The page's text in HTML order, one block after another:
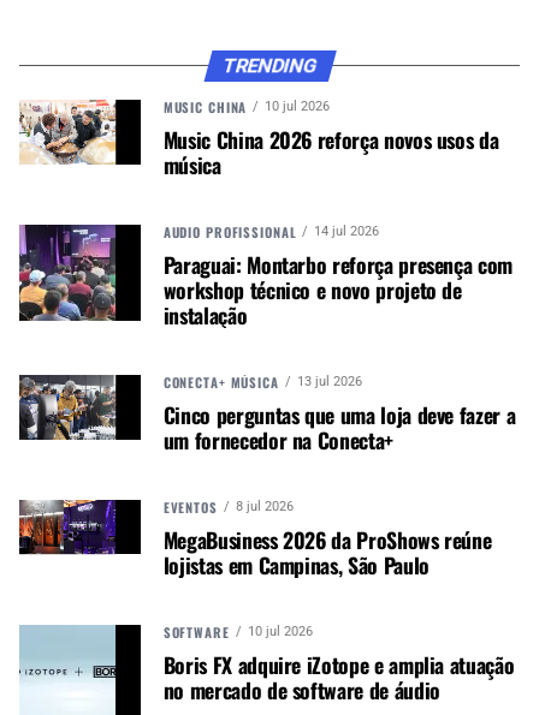
BATERIA ELETRÔNICA ORANGE DA XPRO
Características
Pratos com função Choke
Módulo com saída L/R, MIDI e USB
Metrônomo
Acompanha pedal de bumbo
Fonte bivolt chaveada
Composição do kit
1 módulo com multicabo
1 pad de caixa 7,5″ Dual Zone
TRENDING
MUSIC CHINA 10 jul 2026
Music China 2026 reforça novos usos da
música
AUDIO PROFISSIONAL 14 jul 2026
Paraguai: Montarbo reforça presença com
workshop técnico e novo projeto de
instalação
CONECTA+ MÚSICA 13 jul 2026
Cinco perguntas que uma loja deve fazer a
um fornecedor na Conecta+
EVENTOS 8 jul 2026
MegaBusiness 2026 da ProShows reúne
lojistas em Campinas, São Paulo
SOFTWARE 10 jul 2026
Boris FX adquire iZotope e amplia atuação
no mercado de software de áudio